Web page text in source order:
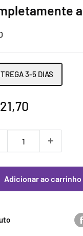
3-5 DIAS
Adicionar ao carrinho